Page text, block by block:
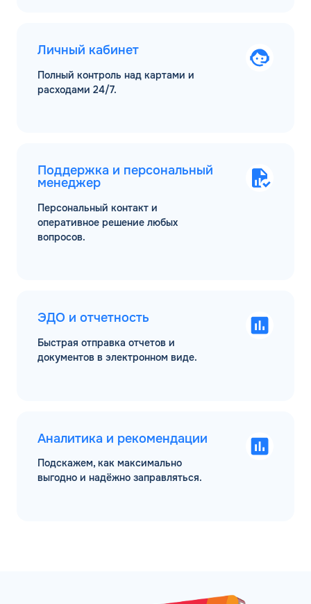
Личный кабинет
Полный контроль над картами и
расходами 24/7.
Поддержка и персональный
менеджер
Персональный контакт и
оперативное решение любых
вопросов.
ЭДО и отчетность
Быстрая отправка отчетов и
документов в электронном виде.
Аналитика и рекомендации
Подскажем, как максимально
выгодно и надёжно заправляться.